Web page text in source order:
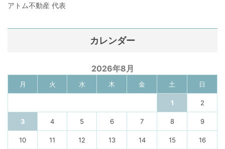
アトム不動産 代表
カレンダー
2026年8月
月 火 水 木 金 土 日
1 2
3 4 5 6 7 8 9
10 11 12 13 14 15 16